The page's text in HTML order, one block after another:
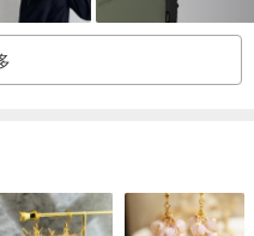
漸加深，為正常之現象。
變稍深，購買者請考慮色差。
造